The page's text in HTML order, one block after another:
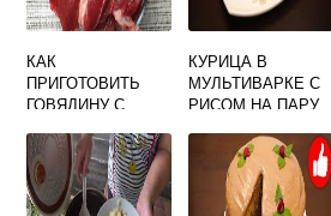
КАК
ПРИГОТОВИТЬ
ГОВЯДИНУ С
МУЛЬТИВАРКЕ
СКОРОВАРКЕ
КУРИЦА В
МУЛЬТИВАРКЕ С
РИСОМ НА ПАРУ